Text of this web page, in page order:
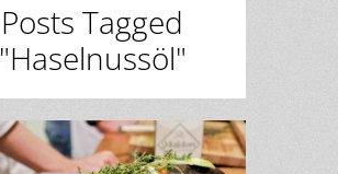
Posts Tagged
"Haselnussöl"